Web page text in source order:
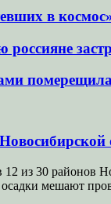
в
из 30 районов
мешают